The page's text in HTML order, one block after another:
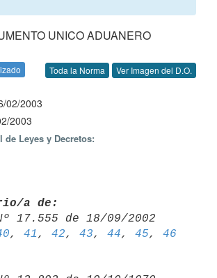
UNICO ADUANERO
Toda la Norma Ver Imagen del D.O.
02/2003
2003
de Leyes y Decretos:
a de:
, 41 , 42, 43, 44, 45, 46